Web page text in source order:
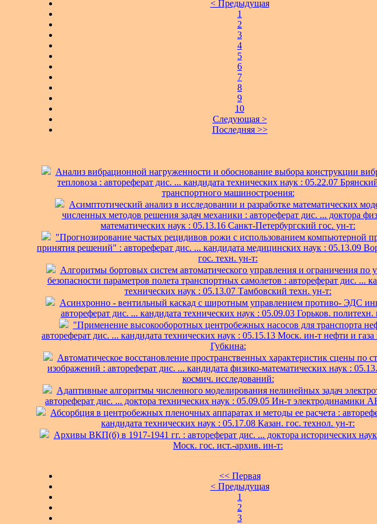
< Предыдущая
1
2
3
4
5
6
7
8
9
10
Следующая >
Последняя >>
Анализ вибрационной нагруженности и обоснование выбора конструкции
тепловоза : автореферат дис. ... кандидата технических наук : 05.22.07
транспортного машиностроения:
Асимптотический анализ в исследовании и разработке математических
численных методов решения задач механики : автореферат дис. ... доктора
математических наук : 05.13.16 Санкт-Петербургский гос. ун-т:
"Прогнозирование частых рецидивов рожи с использованием компьютерной
принятия решений" : автореферат дис. ... кандидата медицинских наук : 05.13.09
гос. техн. ун-т:
Алгоритмы бортовых систем автоматического управления и ограничения по
безопасности параметров полета транспортных самолетов : автореферат дис. ...
технических наук : 05.13.07 Тамбовский техн. ун-т:
Асинхронно - вентильный каскад с широтным управлением противо- ЭДС
автореферат дис. ... кандидата технических наук : 05.09.03 Горьков. политехн.
"Применение высокооборотных центробежных насосов для транспорта
автореферат дис. ... кандидата технических наук : 05.15.13 Моск. ин-т нефти и
Губкина:
Автоматическое восстановление пространственных характеристик сцены по
изображений : автореферат дис. ... кандидата физико-математических наук :
космич. исследований:
Адаптивные алгоритмы численного моделирования нелинейных задач
автореферат дис. ... доктора технических наук : 05.09.05 Ин-т электродинамики
Абсорбция в центробежных пленочных аппаратах и методы ее расчета :
кандидата технических наук : 05.17.08 Казан. гос. технол. ун-т:
Архивы ВКП(б) в 1917-1941 гг. : автореферат дис. ... доктора исторических
Моск. гос. ист.-архив. ин-т:
<< Первая
< Предыдущая
1
2
3